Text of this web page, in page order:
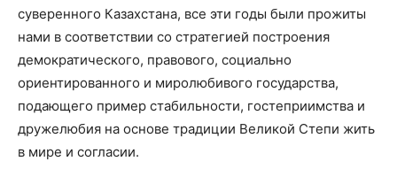
суверенного Казахстана, все эти годы были прожиты
нами в соответствии со стратегией построения
демократического, правового, социально
ориентированного и миролюбивого государства,
подающего пример стабильности, гостеприимства и
дружелюбия на основе традиции Великой Степи жить
в мире и согласии.